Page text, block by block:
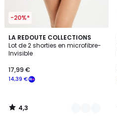
-20%*
LA REDOUTE COLLECTIONS
Lot de 2 shorties en microfibre-
Invisible
14,39 €
17,99 €
4,3
/ 5
2
Couleurs
4,3
/